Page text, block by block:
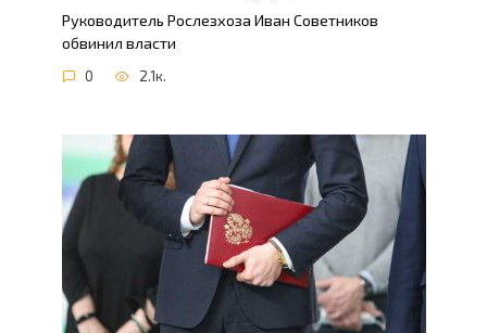
Руководитель Рослезхоза Иван Советников
обвинил власти
0 2.1к.